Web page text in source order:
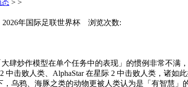
态 > >
2026年国际足联世界杯 浏览次数:
炒作模型在单个任务中的表现」的惯例非常不满
中击败人类、AlphaStar 在星际 2 中击败人类，诸
乌鸦、海豚之类的动物更被人类认为是「有智慧